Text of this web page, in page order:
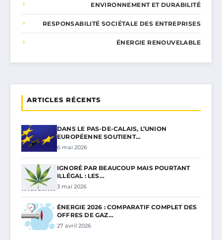
ENVIRONNEMENT ET DURABILITÉ
RESPONSABILITÉ SOCIÉTALE DES ENTREPRISES
ÉNERGIE RENOUVELABLE
ARTICLES RÉCENTS
DANS LE PAS-DE-CALAIS, L’UNION
EUROPÉENNE SOUTIENT…
6 mai 2026
IGNORÉ PAR BEAUCOUP MAIS POURTANT
ILLÉGAL : LES…
3 mai 2026
ÉNERGIE 2026 : COMPARATIF COMPLET DES
OFFRES DE GAZ…
27 avril 2026